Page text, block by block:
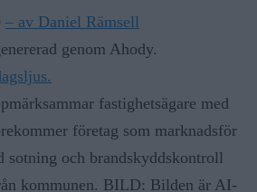
– av Daniel Rämsell
genom Ahody.
fastighetsägare med
företag som marknadsför
sotning och brandskyddskontroll
kommunen. BILD: Bilden är AI-